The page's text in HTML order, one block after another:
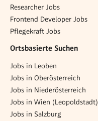
Researcher Jobs
Frontend Developer Jobs
Pflegekraft Jobs
Ortsbasierte Suchen
Jobs in Leoben
Jobs in Oberösterreich
Jobs in Niederösterreich
Jobs in Wien (Leopoldstadt)
Jobs in Salzburg